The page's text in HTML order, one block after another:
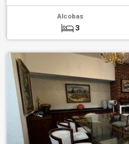
Alcobas
3